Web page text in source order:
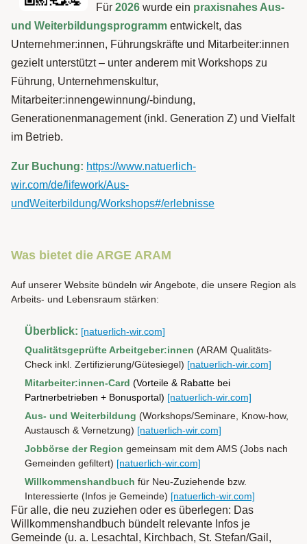
Für 2026 wurde ein praxisnahes Aus-
und Weiterbildungsprogramm entwickelt, das
Unternehmer:innen, Führungskräfte und Mitarbeiter:innen
gezielt unterstützt – unter anderem mit Workshops zu
Führung, Unternehmenskultur,
Mitarbeiter:innengewinnung/-bindung,
Generationenmanagement (inkl. Generation Z) und Vielfalt
im Betrieb.
Zur Buchung: https://www.natuerlich-
wir.com/de/lifework/Aus-
undWeiterbildung/Workshops#/erlebnisse
Was bietet die ARGE ARAM
Auf unserer Website bündeln wir Angebote, die unsere Region als
Arbeits- und Lebensraum stärken:
Überblick: [natuerlich-wir.com]
Qualitätsgeprüfte Arbeitgeber:innen (ARAM Qualitäts-
Check inkl. Zertifizierung/Gütesiegel) [natuerlich-wir.com]
Mitarbeiter:innen-Card (Vorteile & Rabatte bei
Partnerbetrieben + Bonusportal) [natuerlich-wir.com]
Aus- und Weiterbildung (Workshops/Seminare, Know-how,
Austausch & Vernetzung) [natuerlich-wir.com]
Jobbörse der Region gemeinsam mit dem AMS (Jobs nach
Gemeinden gefiltert) [natuerlich-wir.com]
Willkommenshandbuch für Neu-Zuziehende bzw.
Interessierte (Infos je Gemeinde) [natuerlich-wir.com]
Für alle, die neu zuziehen oder es überlegen: Das
Willkommenshandbuch bündelt relevante Infos je
Gemeinde (u. a. Lesachtal, Kirchbach, St. Stefan/Gail,